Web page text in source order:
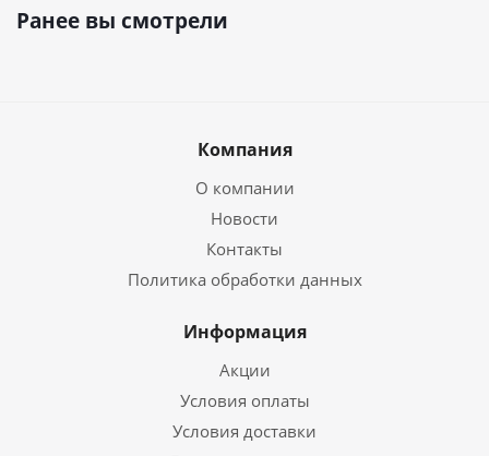
Ранее вы смотрели
Компания
О компании
Новости
Контакты
Политика обработки данных
Информация
Акции
Условия оплаты
Условия доставки